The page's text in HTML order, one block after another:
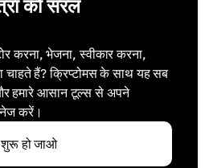
को सरल
करना, भेजना, स्वीकार करना,
चाहते हैं? क्रिप्टोमस के साथ यह सब
हमारे आसान टूल्स से अपने
करें।
शुरू हो जाओ